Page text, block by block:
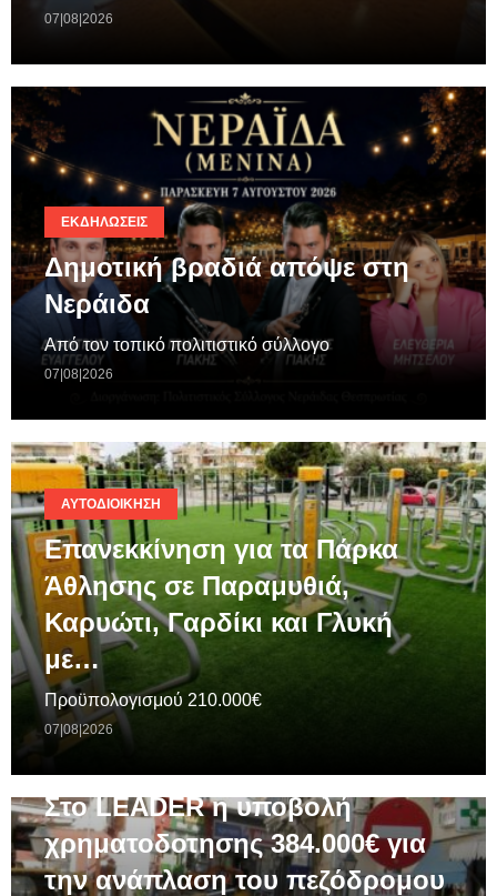
07|08|2026
ΕΚΔΗΛΏΣΕΙΣ
Δημοτική βραδιά απόψε στη
Νεράιδα
Από τον τοπικό πολιτιστικό σύλλογο
07|08|2026
ΑΥΤΟΔΙΟΊΚΗΣΗ
Επανεκκίνηση για τα Πάρκα
Άθλησης σε Παραμυθιά,
Καρυώτι, Γαρδίκι και Γλυκή
με…
Προϋπολογισμού 210.000€
07|08|2026
Στο LEADER η υποβολή
χρηματοδοτησης 384.000€ για
την ανάπλαση του πεζόδρομου